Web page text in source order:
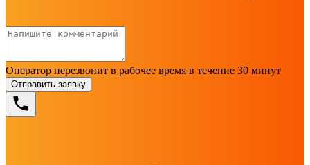
Оператор перезвонит в рабочее время в течение 30 минут
Отправить заявку